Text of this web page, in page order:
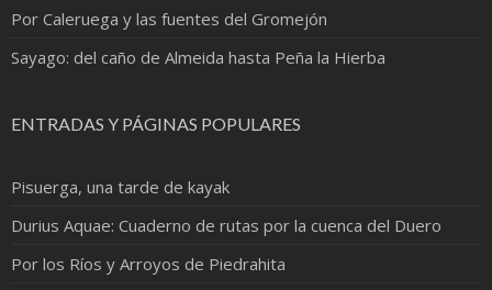
Por Caleruega y las fuentes del Gromejón
Sayago: del caño de Almeida hasta Peña la Hierba
ENTRADAS Y PÁGINAS POPULARES
Pisuerga, una tarde de kayak
Durius Aquae: Cuaderno de rutas por la cuenca del Duero
Por los Ríos y Arroyos de Piedrahita